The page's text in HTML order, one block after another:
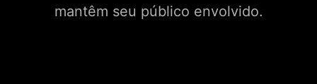
mantêm seu público envolvido.